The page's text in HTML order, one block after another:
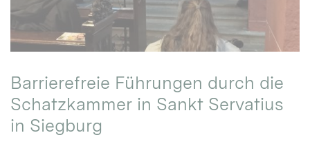
Barrierefreie Führungen durch die
Schatzkammer in Sankt Servatius
in Siegburg